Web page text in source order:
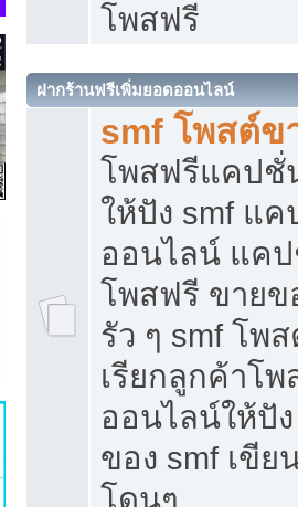
โพสฟรี
ฝากร้านฟรีเพิ่มยอดออนไลน์
smf โพสต์ข
โพสฟรีแคปชั่
ให้ปัง smf แ
ออนไลน์ แค
โพสฟรี ขายข
รัว ๆ smf โพ
เรียกลูกค้าโ
ออนไลน์ให้ปั
ของ smf เขี
โดนๆ